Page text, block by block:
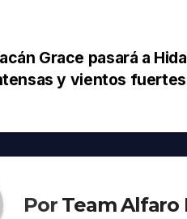
Grace pasará a
y vientos fuertes
Por Team Alfaro